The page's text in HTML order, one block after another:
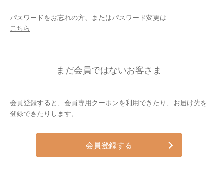
パスワードをお忘れの方、またはパスワード変更は
こちら
まだ会員ではないお客さま
会員登録すると、会員専用クーポンを利用できたり、お届け先を
登録できたりします。
会員登録する